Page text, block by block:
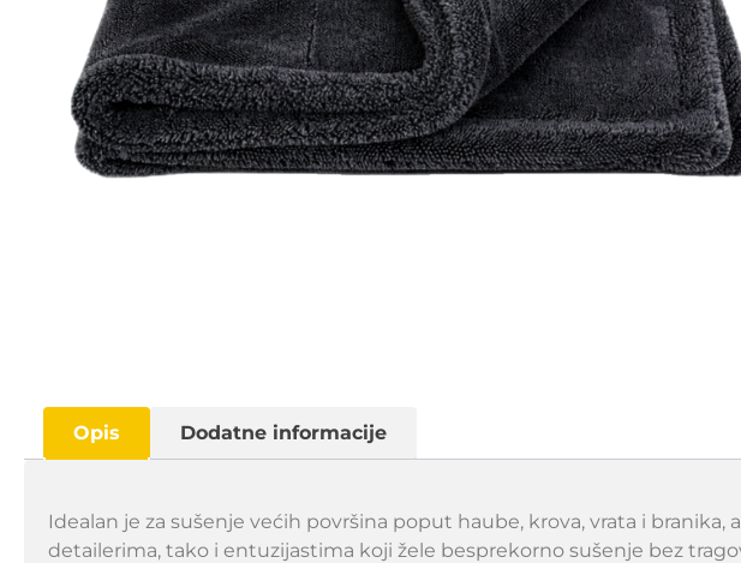
Opis Dodatne informacije
Idealan je za sušenje većih površina poput haube, krova, vrata i
detailerima, tako i entuzijastima koji žele besprekorno sušenje bez